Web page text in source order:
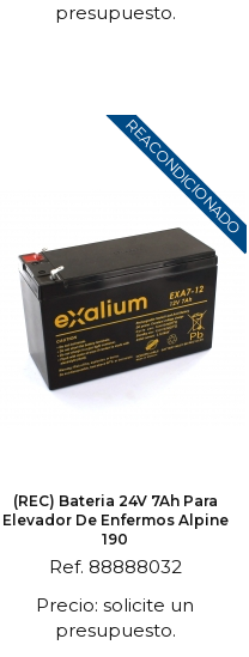
presupuesto.
REACONDICIONADO
(REC) Bateria 24V 7Ah Para
Elevador De Enfermos Alpine
190
Ref. 88888032
Precio: solicite un
presupuesto.